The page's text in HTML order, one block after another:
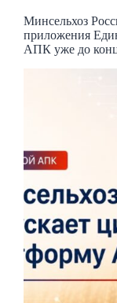
Минсельхоз
приложения
АПК уже до